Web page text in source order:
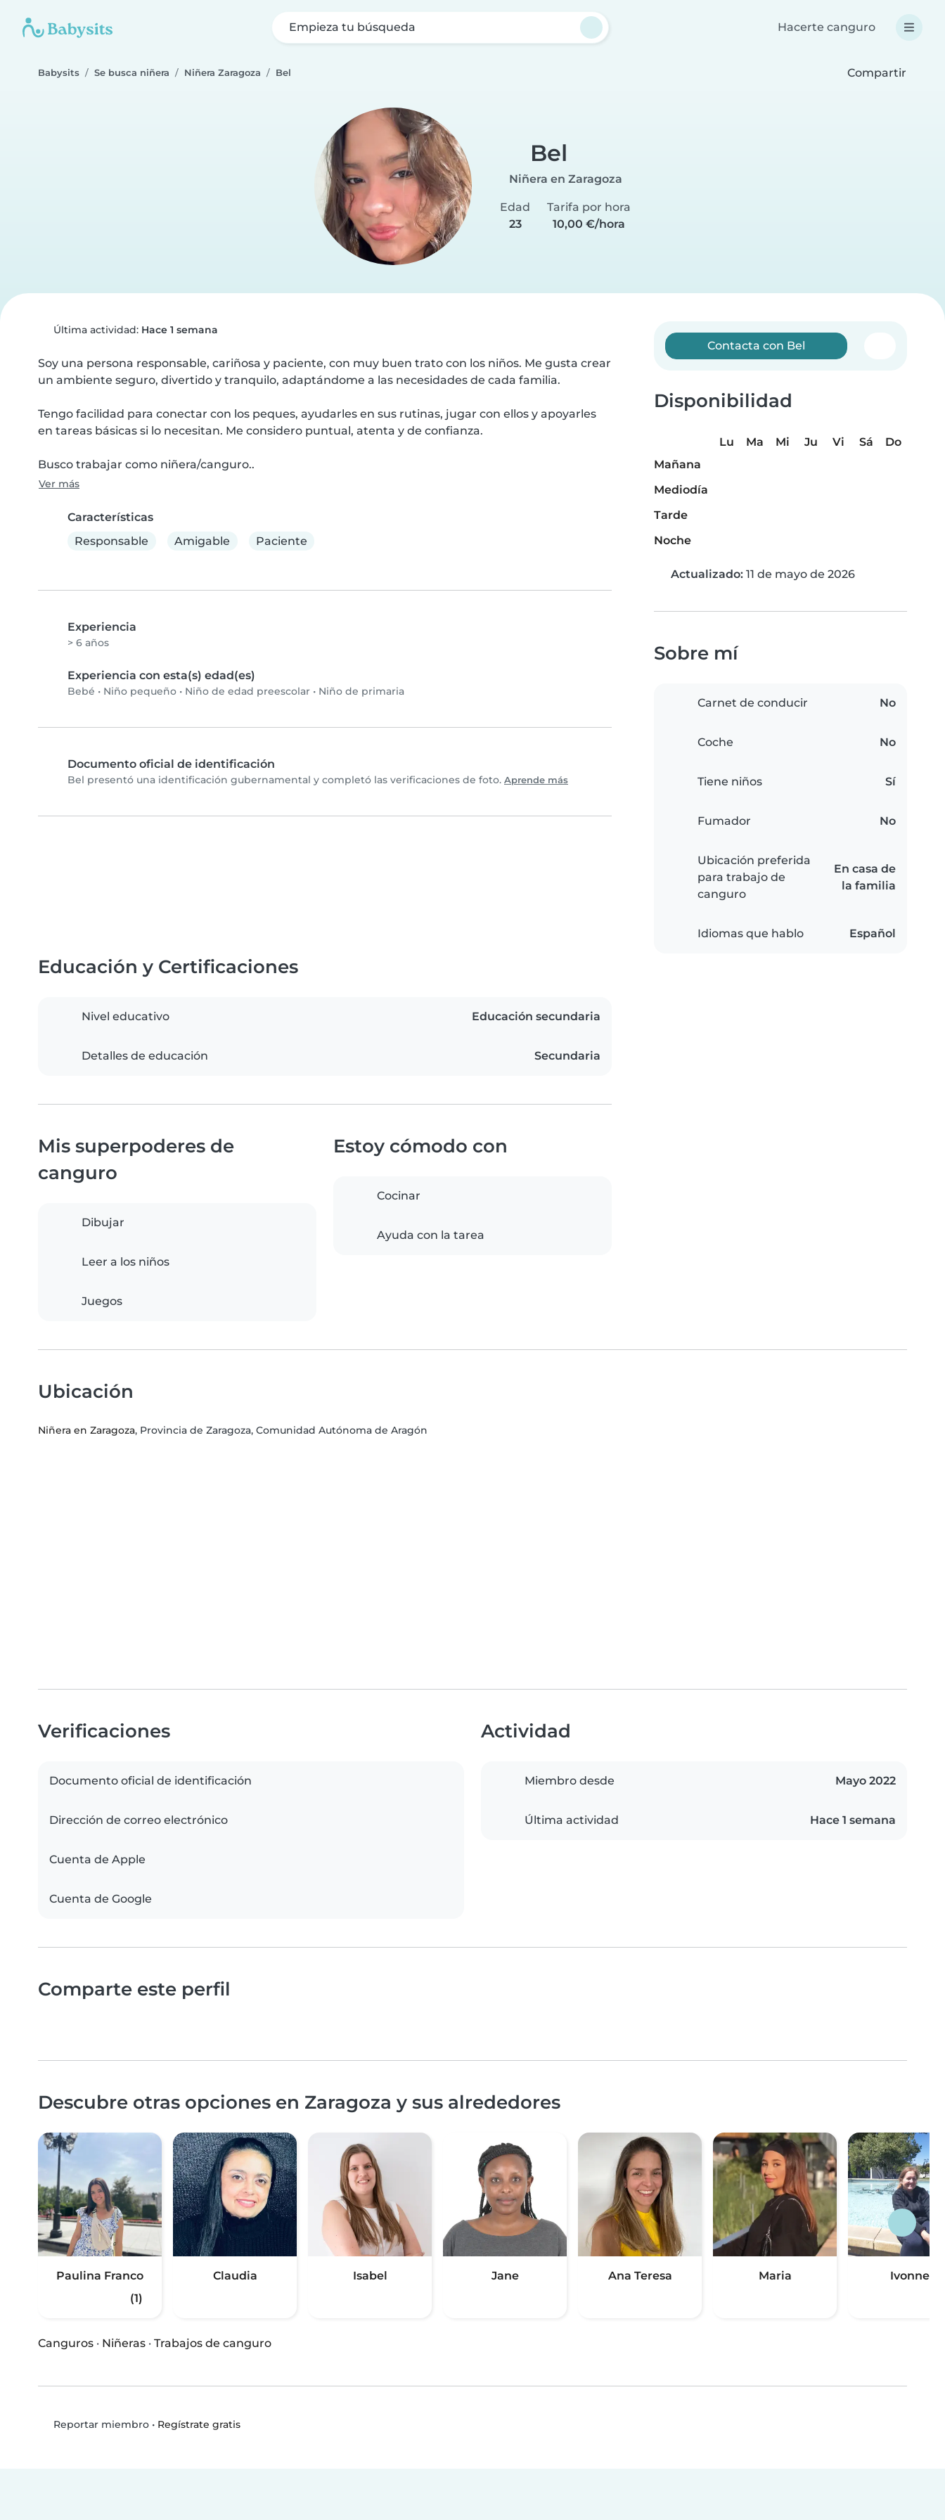
Empieza tu búsqueda Hacerte canguro
Babysits Se busca niñera Niñera Zaragoza Bel Compartir
Bel
Niñera en Zaragoza
Edad
23
Tarifa por hora
10,00 €/hora
Última actividad: Hace 1 semana
Soy una persona responsable, cariñosa y paciente, con muy buen trato con los niños. Me gusta crear
un ambiente seguro, divertido y tranquilo, adaptándome a las necesidades de cada familia.
Tengo facilidad para conectar con los peques, ayudarles en sus rutinas, jugar con ellos y apoyarles
en tareas básicas si lo necesitan. Me considero puntual, atenta y de confianza.
Busco trabajar como niñera/canguro..
Ver más
Características
Responsable
Amigable Paciente
Experiencia
> 6 años
Experiencia con esta(s) edad(es)
Bebé • Niño pequeño • Niño de edad preescolar • Niño de primaria
Documento oficial de identificación
Bel presentó una identificación gubernamental y completó las verificaciones de foto. Aprende más
Contacta con Bel
Disponibilidad
Lu Ma Mi Ju Vi Sá
Do
Mañana
Mediodía
Tarde
Noche
Actualizado: 11 de mayo de 2026
Sobre mí
Carnet de conducir No
Coche No
Tiene niños Sí
Fumador No
Ubicación preferida
para trabajo de
canguro
En casa de
la familia
Idiomas que hablo Español
Educación y Certificaciones
Nivel educativo Educación secundaria
Detalles de educación Secundaria
Mis superpoderes de
canguro
Dibujar
Leer a los niños
Juegos
Estoy cómodo con
Cocinar
Ayuda con la tarea
Ubicación
Niñera en Zaragoza, Provincia de Zaragoza, Comunidad Autónoma de Aragón
Verificaciones
Documento oficial de identificación
Dirección de correo electrónico
Cuenta de Apple
Cuenta de Google
Actividad
Miembro desde Mayo 2022
Última actividad Hace 1 semana
Comparte este perfil
Descubre otras opciones en Zaragoza y sus alrededores
Paulina Franco
(1)
Claudia Isabel Jane Ana Teresa Maria Ivonne
Canguros · Niñeras · Trabajos de canguro
Reportar miembro• Regístrate gratis